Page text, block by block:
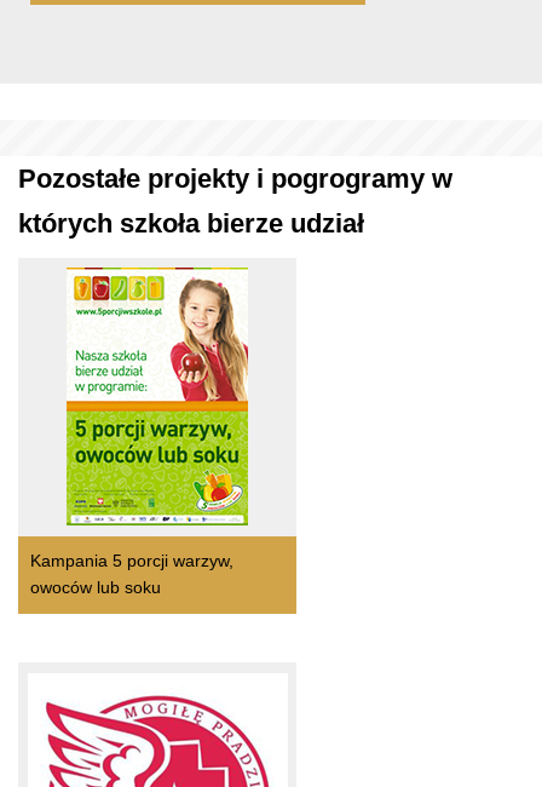
Pozostałe projekty i pogrogramy w
których szkoła bierze udział
Kampania 5 porcji warzyw,
owoców lub soku